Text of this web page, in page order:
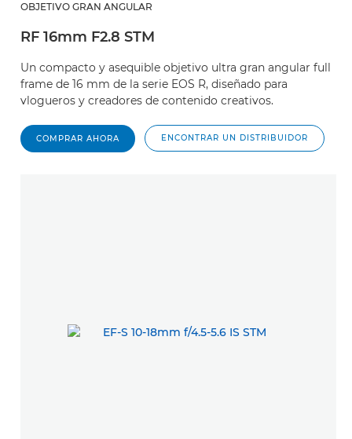
OBJETIVO GRAN ANGULAR
RF 16mm F2.8 STM
Un compacto y asequible objetivo ultra gran angular full
frame de 16 mm de la serie EOS R, diseñado para
vlogueros y creadores de contenido creativos.
COMPRAR AHORA ENCONTRAR UN DISTRIBUIDOR